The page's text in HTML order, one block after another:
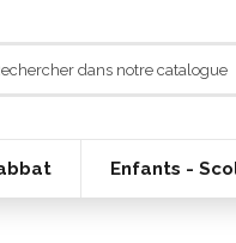
Enfants -